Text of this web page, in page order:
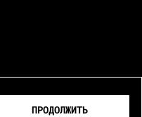
ПРОДОЛЖИТЬ